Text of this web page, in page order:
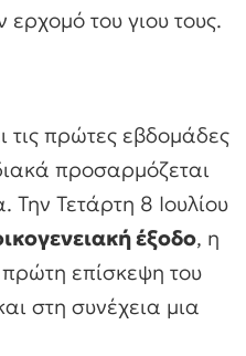
ερχομό του γιου τους.
τις πρώτες εβδομάδες
προσαρμόζεται
Την Τετάρτη 8 Ιουλίου
έξοδο, η
επίσκεψη του
στη συνέχεια μια